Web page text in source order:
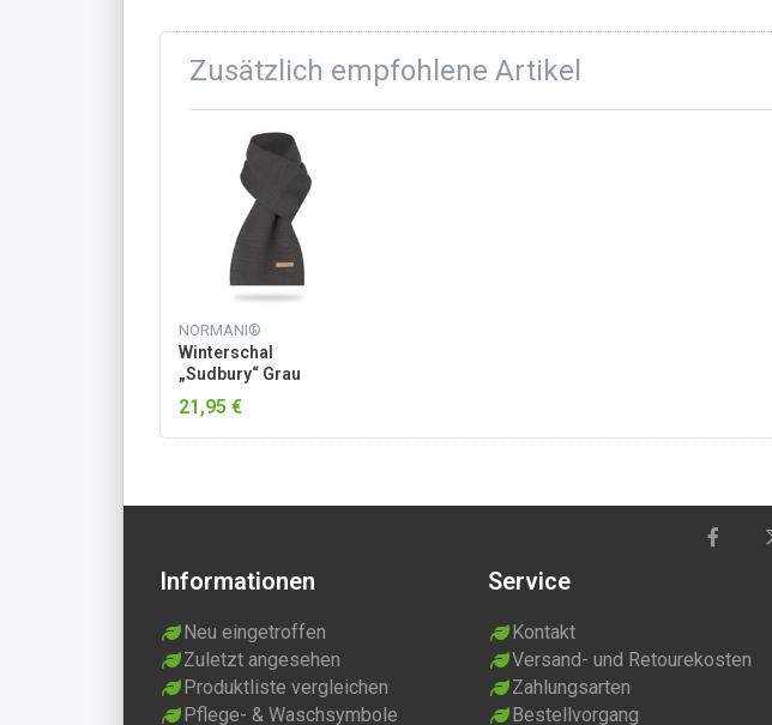
Zusätzlich empfohlene Artikel
NORMANI®
Winterschal
„Sudbury“ Grau
meliert
21,95 €
Informationen
Neu eingetroffen
Zuletzt angesehen
Produktliste vergleichen
Pflege- & Waschsymbole
Service
Kontakt
Versand- und Retourekosten
Zahlungsarten
Bestellvorgang